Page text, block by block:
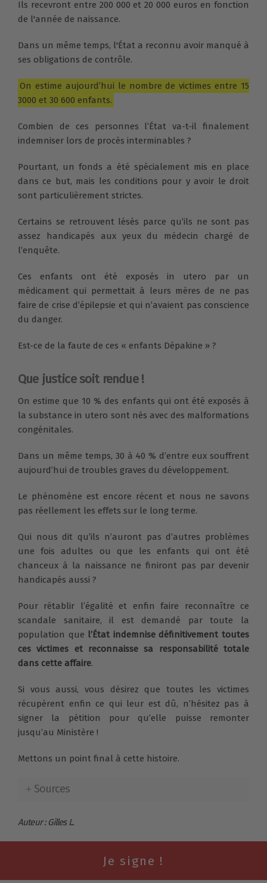
Ils recevront entre 200 000 et 20 000 euros en fonction
de l'année de naissance.
Dans un même temps, l'État a reconnu avoir manqué à
ses obligations de contrôle.
On estime aujourd’hui le nombre de victimes entre 15
3000 et 30 600 enfants.
Combien de ces personnes l’État va-t-il finalement
indemniser lors de procès interminables ?
Pourtant, un fonds a été spécialement mis en place
dans ce but, mais les conditions pour y avoir le droit
sont particulièrement strictes.
Certains se retrouvent lésés parce qu’ils ne sont pas
assez handicapés aux yeux du médecin chargé de
l’enquête.
Ces enfants ont été exposés in utero par un
médicament qui permettait à leurs mères de ne pas
faire de crise d’épilepsie et qui n’avaient pas conscience
du danger.
Est-ce de la faute de ces « enfants Dépakine » ?
Que justice soit rendue !
On estime que 10 % des enfants qui ont été exposés à
la substance in utero sont nés avec des malformations
congénitales.
Dans un même temps, 30 à 40 % d’entre eux souffrent
aujourd’hui de troubles graves du développement.
Le phénomène est encore récent et nous ne savons
pas réellement les effets sur le long terme.
Qui nous dit qu’ils n’auront pas d’autres problèmes
une fois adultes ou que les enfants qui ont été
chanceux à la naissance ne finiront pas par devenir
handicapés aussi ?
Pour rétablir l’égalité et enfin faire reconnaître ce
scandale sanitaire, il est demandé par toute la
population que l’État indemnise définitivement toutes
ces victimes et reconnaisse sa responsabilité totale
dans cette affaire.
Si vous aussi, vous désirez que toutes les victimes
récupèrent enfin ce qui leur est dû, n’hésitez pas à
signer la pétition pour qu’elle puisse remonter
jusqu’au Ministère !
Mettons un point final à cette histoire.
Sources
Auteur : Gilles L.